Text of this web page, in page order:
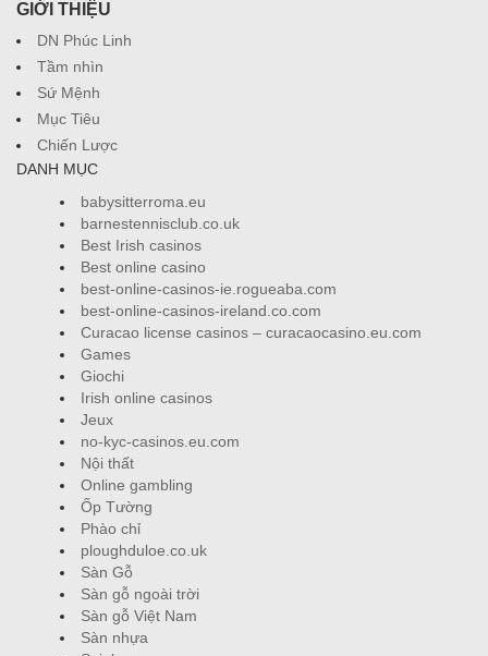
GIỚI THIỆU
DN Phúc Linh
Tầm nhìn
Sứ Mệnh
Mục Tiêu
Chiến Lược
DANH MỤC
babysitterroma.eu
barnestennisclub.co.uk
Best Irish casinos
Best online casino
best-online-casinos-ie.rogueaba.com
best-online-casinos-ireland.co.com
Curacao license casinos – curacaocasino.eu.com
Games
Giochi
Irish online casinos
Jeux
no-kyc-casinos.eu.com
Nội thất
Online gambling
Ốp Tường
Phào chỉ
ploughduloe.co.uk
Sàn Gỗ
Sàn gỗ ngoài trời
Sàn gỗ Việt Nam
Sàn nhựa